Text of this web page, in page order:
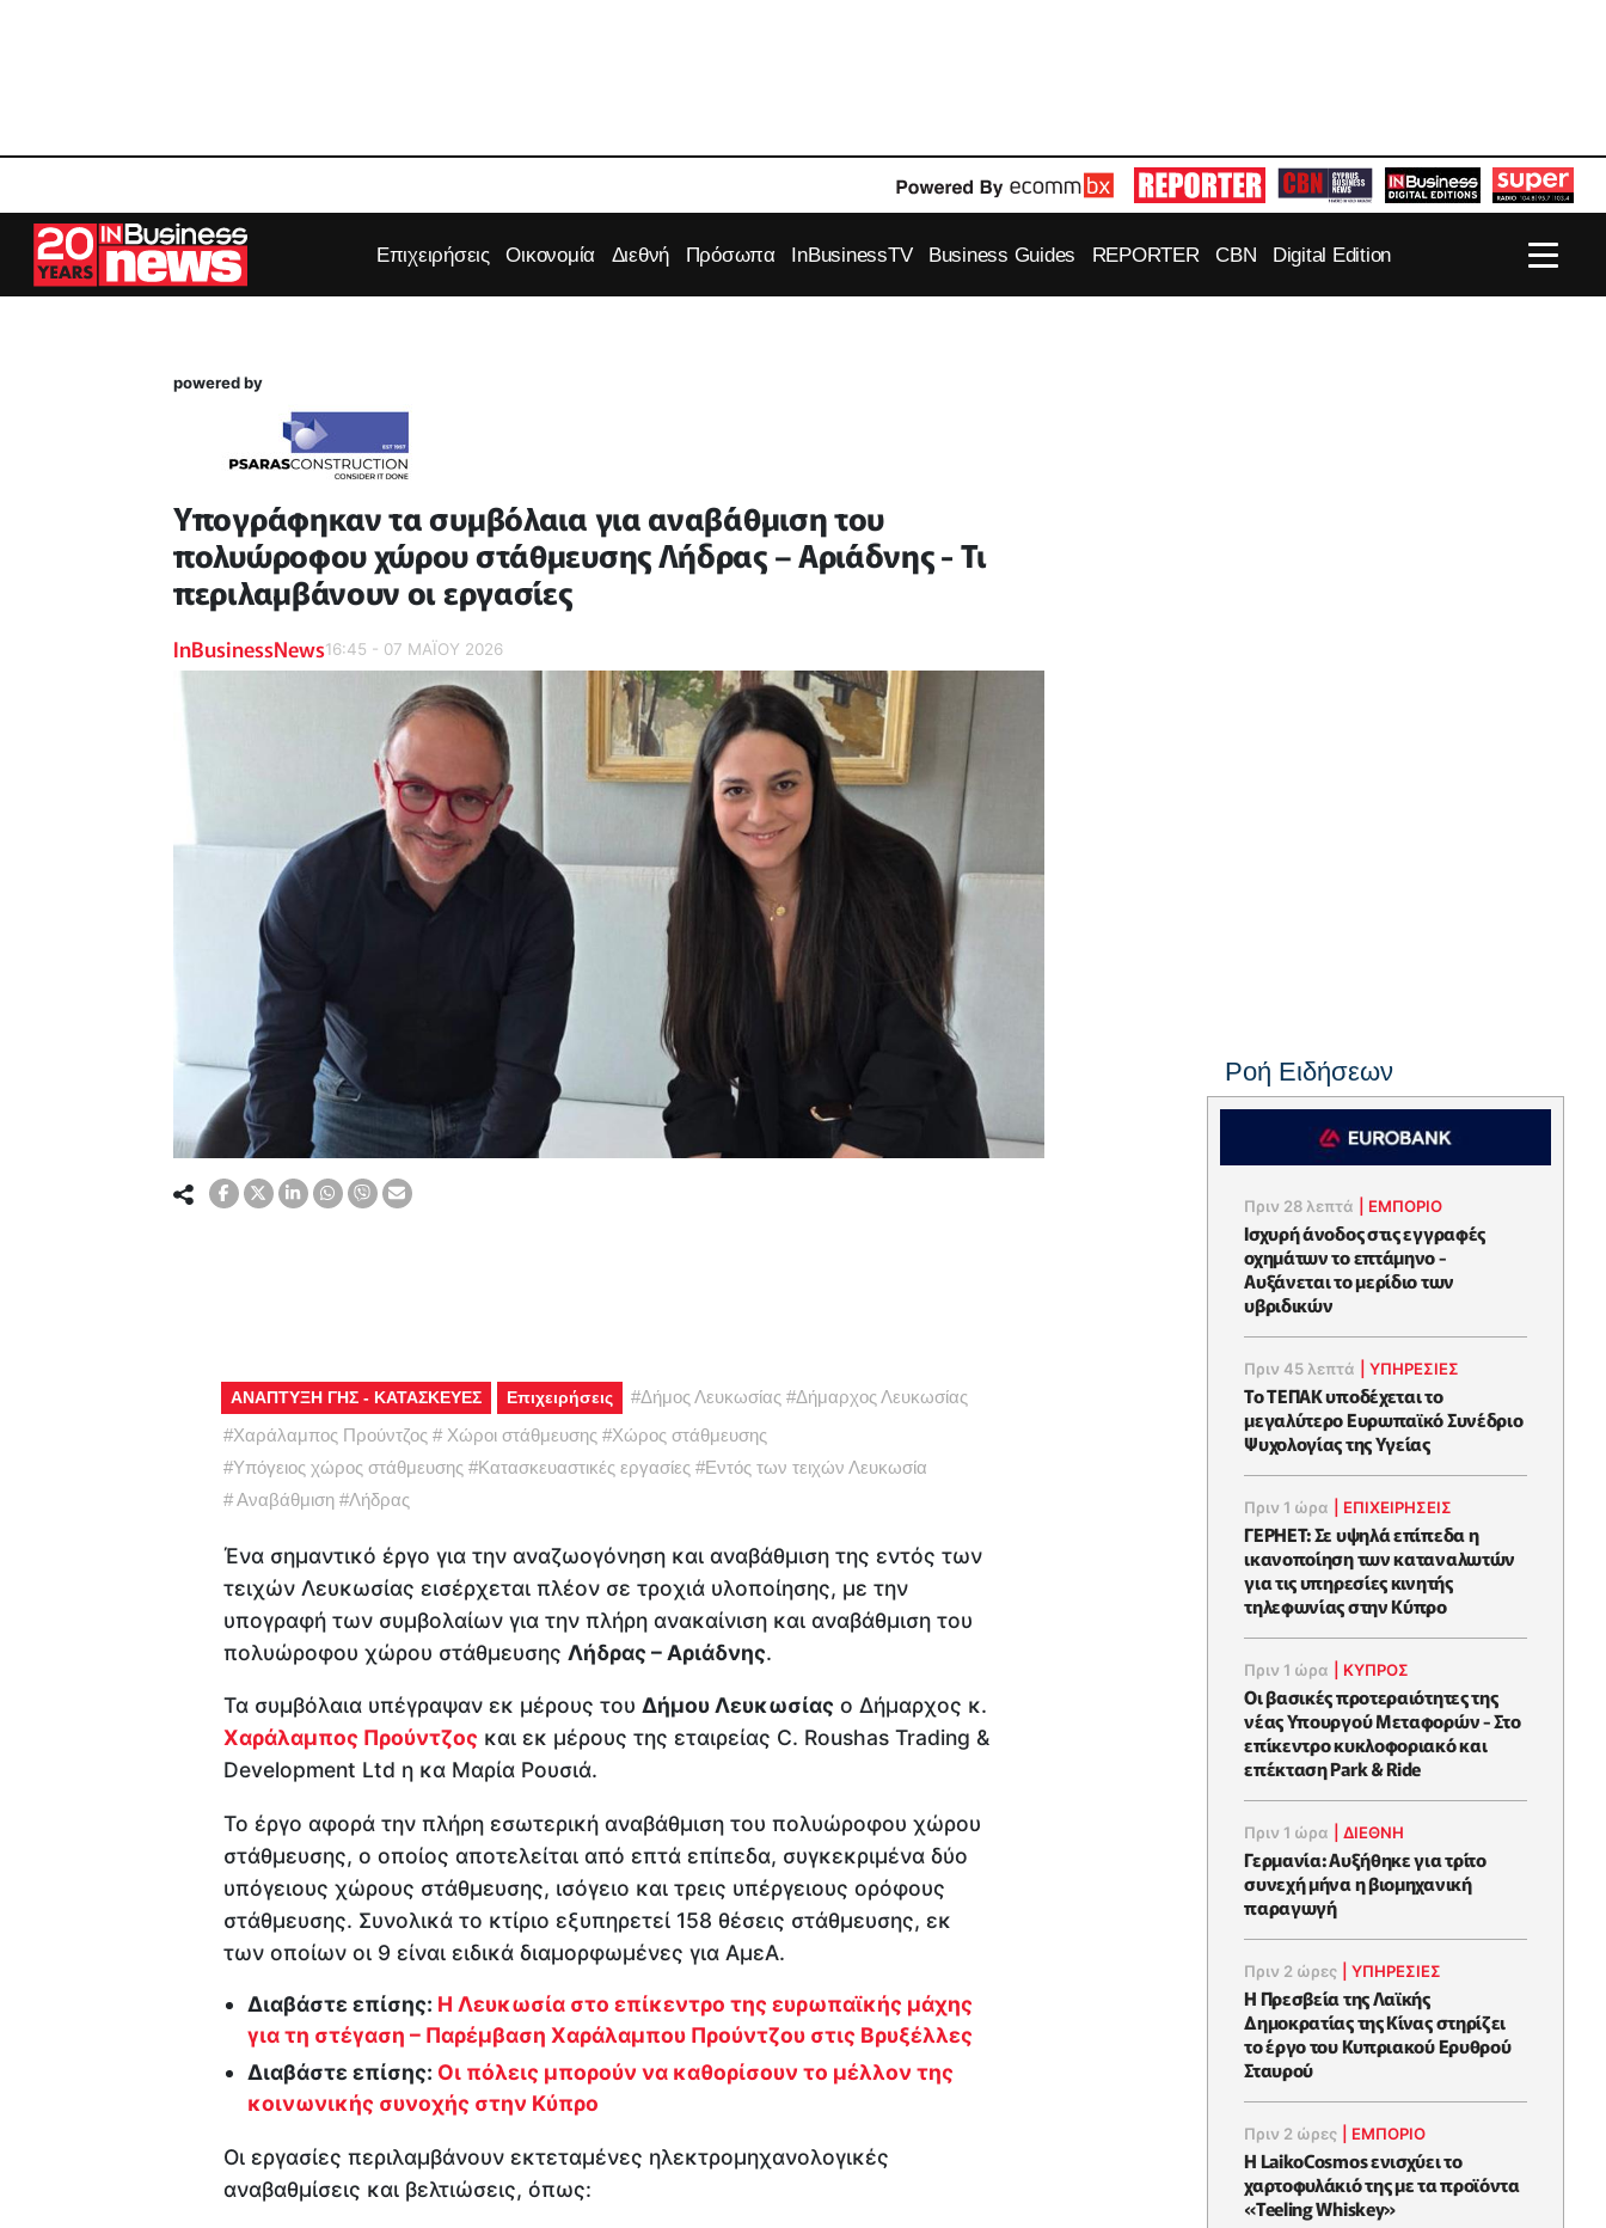
Επιχειρήσεις Οικονομία Διεθνή Πρόσωπα InBusinessTV Business Guides REPORTER CBN Digital Edition
powered by
Υπογράφηκαν τα συμβόλαια για αναβάθμιση του
πολυώροφου χώρου στάθμευσης Λήδρας – Αριάδνης - Τι
περιλαμβάνουν οι εργασίες
InBusinessNews16:45 - 07 ΜΑΪ́ΟΥ 2026
ΑΝΑΠΤΥΞΗ ΓΗΣ - ΚΑΤΑΣΚΕΥΕΣ Επιχειρήσεις #Δήμος Λευκωσίας #Δήμαρχος Λευκωσίας
#Χαράλαμπος Προύντζος #Χώροι στάθμευσης #Χώρος στάθμευσης
#Υπόγειος χώρος στάθμευσης #Κατασκευαστικές εργασίες #Εντός των τειχών Λευκωσία
#Αναβάθμιση #Λήδρας
Ένα σημαντικό έργο για την αναζωογόνηση και αναβάθμιση της εντός των
τειχών Λευκωσίας εισέρχεται πλέον σε τροχιά υλοποίησης, με την
υπογραφή των συμβολαίων για την πλήρη ανακαίνιση και αναβάθμιση του
πολυώροφου χώρου στάθμευσης Λήδρας – Αριάδνης.
Τα συμβόλαια υπέγραψαν εκ μέρους του Δήμου Λευκωσίας ο Δήμαρχος κ.
Χαράλαμπος Προύντζος και εκ μέρους της εταιρείας C. Roushas Trading &
Development Ltd η κα Μαρία Ρουσιά.
Το έργο αφορά την πλήρη εσωτερική αναβάθμιση του πολυώροφου χώρου
στάθμευσης, ο οποίος αποτελείται από επτά επίπεδα, συγκεκριμένα δύο
υπόγειους χώρους στάθμευσης, ισόγειο και τρεις υπέργειους ορόφους
στάθμευσης. Συνολικά το κτίριο εξυπηρετεί 158 θέσεις στάθμευσης, εκ
των οποίων οι 9 είναι ειδικά διαμορφωμένες για ΑμεΑ.
Διαβάστε επίσης: Η Λευκωσία στο επίκεντρο της ευρωπαϊκής μάχης
για τη στέγαση – Παρέμβαση Χαράλαμπου Προύντζου στις Βρυξέλλες
Διαβάστε επίσης: Οι πόλεις μπορούν να καθορίσουν το μέλλον της
κοινωνικής συνοχής στην Κύπρο
Οι εργασίες περιλαμβάνουν εκτεταμένες ηλεκτρομηχανολογικές
αναβαθμίσεις και βελτιώσεις, όπως:
Ροή Ειδήσεων
Πριν 28 λεπτά ΕΜΠΟΡΙΟ
Ισχυρή άνοδος στις εγγραφές
οχημάτων το επτάμηνο -
Αυξάνεται το μερίδιο των
υβριδικών
Πριν 45 λεπτά |ΥΠΗΡΕΣΙΕΣ
Το ΤΕΠΑΚ υποδέχεται το
μεγαλύτερο Ευρωπαϊκό Συνέδριο
Ψυχολογίας της Υγείας
Πριν 1 ώρα ΕΠΙΧΕΙΡΉΣΕΙΣ
ΓΕΡΗΕΤ: Σε υψηλά επίπεδα η
ικανοποίηση των καταναλωτών
για τις υπηρεσίες κινητής
τηλεφωνίας στην Κύπρο
Πριν 1 ώρα ΚΥΠΡΟΣ
Οι βασικές προτεραιότητες της
νέας Υπουργού Μεταφορών - Στο
επίκεντρο κυκλοφοριακό και
επέκταση Park & Ride
Πριν 1 ώρα |ΔΙΕΘΝΗ
Γερμανία: Αυξήθηκε για τρίτο
συνεχή μήνα η βιομηχανική
παραγωγή
Πριν 2 ώρες |ΥΠΗΡΕΣΙΕΣ
Η Πρεσβεία της Λαϊκής
Δημοκρατίας της Κίνας στηρίζει
το έργο του Κυπριακού Ερυθρού
Σταυρού
Πριν 2 ώρες ΕΜΠΟΡΙΟ
Η LaikoCosmos ενισχύει το
χαρτοφυλάκιό της με τα προϊόντα
«Teeling Whiskey»